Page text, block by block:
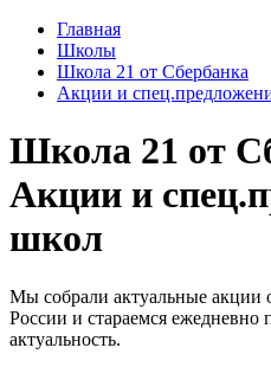
Главная
Школы
Школа 21 от Сбербанка
Акции и
Школа 21 от
Акции и
школ
Мы собрали актуальные акции
России и стараемся ежедневно
актуальность.